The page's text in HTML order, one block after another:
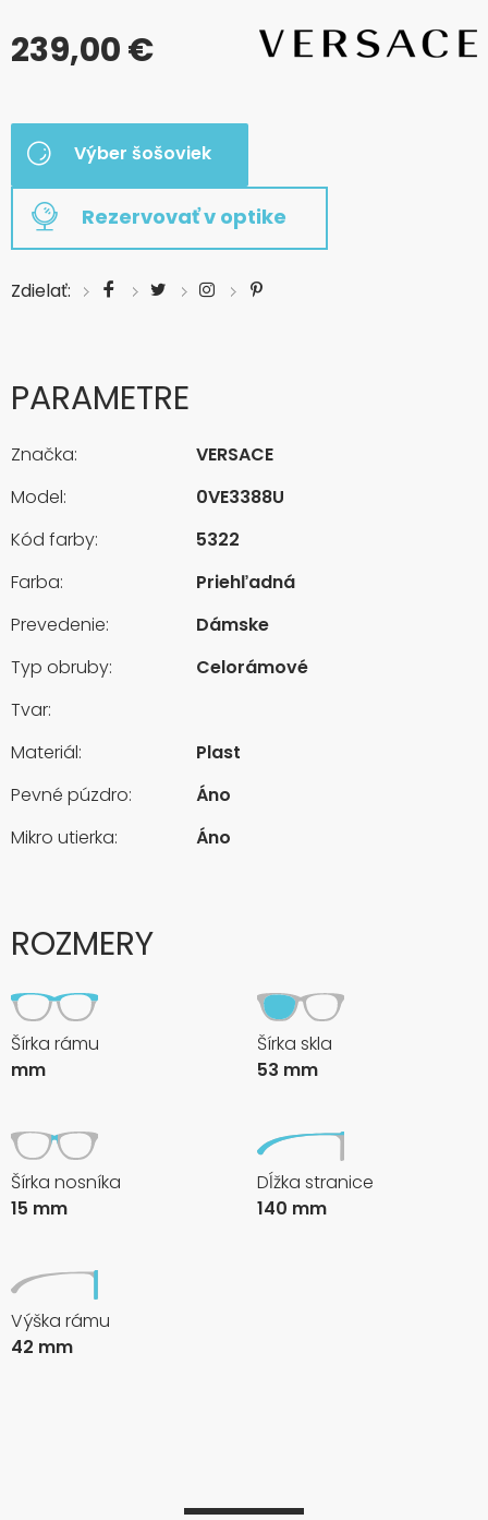
239,00 €
Výber šošoviek
Rezervovať v optike
Zdielať:
PARAMETRE
Značka:
VERSACE
Model:
0VE3388U
Kód farby:
5322
Farba:
Priehľadná
Prevedenie:
Dámske
Typ obruby:
Celorámové
Tvar:
Materiál:
Plast
Pevné púzdro:
Áno
Mikro utierka:
Áno
ROZMERY
Šírka rámu
mm
Šírka skla
53 mm
Šírka nosníka
15 mm
Dĺžka stranice
140 mm
Výška rámu
42 mm